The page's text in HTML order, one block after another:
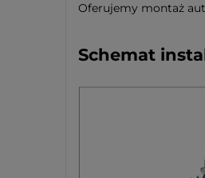
Oferujemy montaż
Schemat